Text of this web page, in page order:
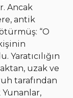
Ancak
antik
“O
uzak ve
tarafından